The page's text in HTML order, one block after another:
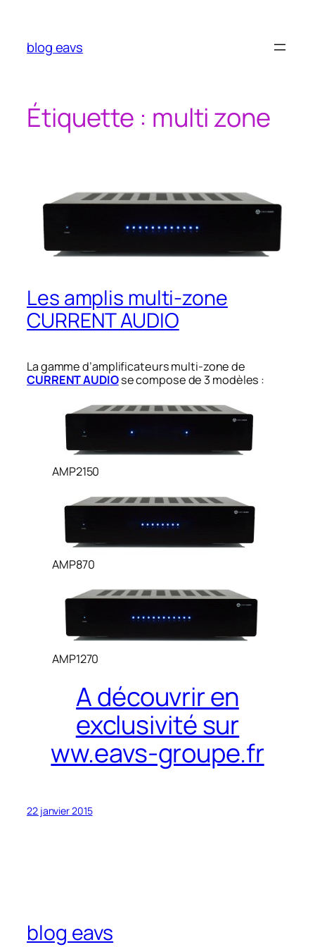
contenu
blog eavs
Étiquette : multi zone
Les amplis multi-zone
CURRENT AUDIO
La gamme d’amplificateurs multi-zone de
CURRENT AUDIOse compose de 3 modèles :
AMP2150
AMP870
AMP1270
A découvrir en
exclusivité sur
ww.eavs-groupe.fr
22 janvier 2015
blog eavs